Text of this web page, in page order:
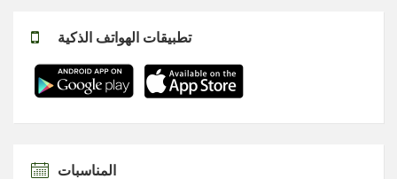
تطبيقات الهواتف الذكية
المناسبات